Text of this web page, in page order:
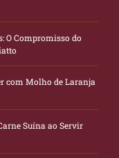
O Compromisso do
com Molho de Laranja
Suína ao Servir